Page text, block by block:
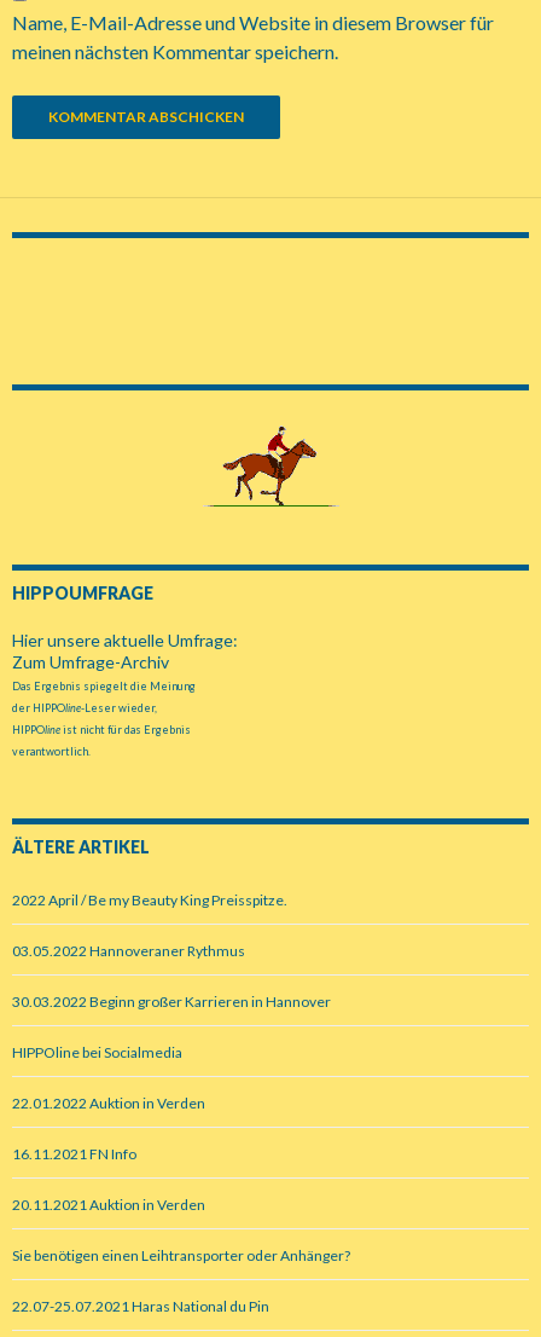
Name, E-Mail-Adresse und Website in diesem Browser für
meinen nächsten Kommentar speichern.
HIPPOUMFRAGE
Hier unsere aktuelle Umfrage:
Zum Umfrage-Archiv
Das Ergebnis spiegelt die Meinung
der HIPPOline-Leser wieder,
HIPPOlineist nicht für das Ergebnis
verantwortlich.
ÄLTERE ARTIKEL
2022 April / Be my Beauty King Preisspitze.
03.05.2022 Hannoveraner Rythmus
30.03.2022 Beginn großer Karrieren in Hannover
HIPPOline bei Socialmedia
22.01.2022 Auktion in Verden
16.11.2021 FN Info
20.11.2021 Auktion in Verden
Sie benötigen einen Leihtransporter oder Anhänger?
22.07-25.07.2021 Haras National du Pin